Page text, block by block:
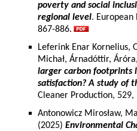
poverty and social
regional level. European
867-886.
Leferink Enar Kornelius,
Michał, Árnadóttir,
larger carbon footprints
satisfaction? A study of
Cleaner Production, 529,
Antonowicz Mirosław,
(2025) Environmental